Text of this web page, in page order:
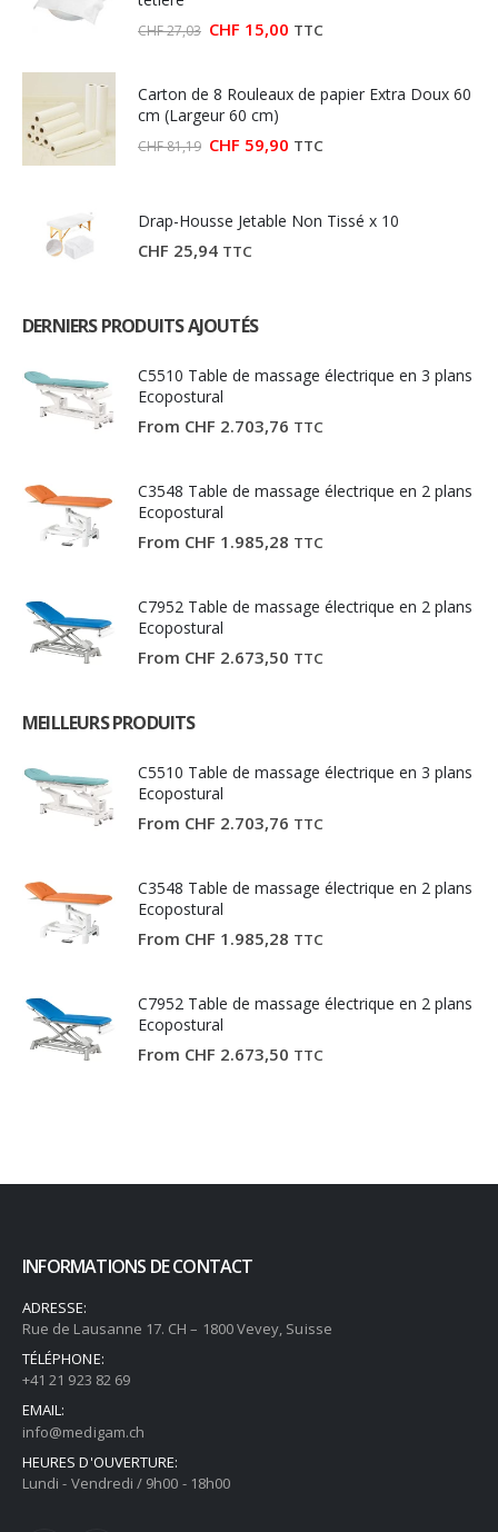
CHF27,03 Le
CHF 27,03.
CHF 15,00Le
CHF 15,00.
TTC
Carton de 8 Rouleaux de papier Extra Doux 60
cm (Largeur 60 cm)
CHF81,19 Le
CHF 81,19.
CHF 59,90Le
CHF 59,90.
TTC
Drap-Housse Jetable Non Tissé x 10
CHF 25,94 TTC
DERNIERS PRODUITS AJOUTÉS
C5510 Table de massage électrique en 3 plans
Ecopostural
From CHF 2.703,76 TTC
C3548 Table de massage électrique en 2 plans
Ecopostural
From CHF 1.985,28 TTC
C7952 Table de massage électrique en 2 plans
Ecopostural
From CHF 2.673,50 TTC
MEILLEURS PRODUITS
C5510 Table de massage électrique en 3 plans
Ecopostural
From CHF 2.703,76 TTC
C3548 Table de massage électrique en 2 plans
Ecopostural
From CHF 1.985,28 TTC
C7952 Table de massage électrique en 2 plans
Ecopostural
From CHF 2.673,50 TTC
INFORMATIONS DE CONTACT
ADRESSE:
Rue de Lausanne 17. CH – 1800 Vevey, Suisse
TÉLÉPHONE:
+41 21 923 82 69
EMAIL:
info@medigam.ch
HEURES D'OUVERTURE:
Lundi - Vendredi / 9h00 - 18h00